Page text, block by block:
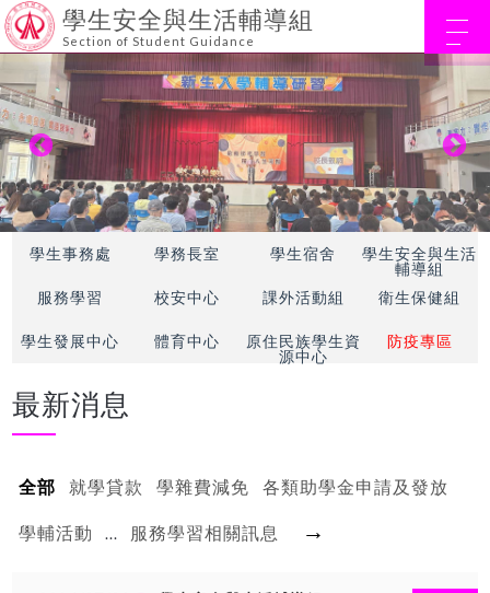
學生安全與生活輔導組
Section of Student Guidance
學生事務處 學務長室 學生宿舍
學生安全與生活
輔導組
服務學習
校安中心 課外活動組 衛生保健組
學生發展中心 體育中心
原住民族學生資
源中心
防疫專區
最新消息
全部 就學貸款 學雜費減免 各類助學金申請及發放
學輔活動 ... 服務學習相關訊息 →